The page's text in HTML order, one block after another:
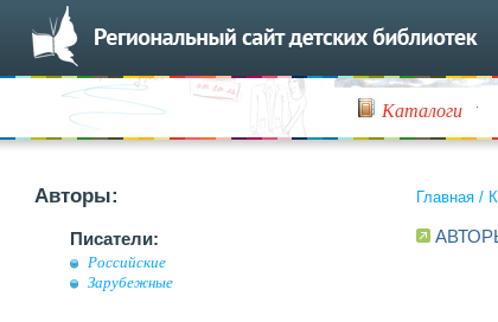
Каталоги
Авторы:
Писатели:
Российские
Зарубежные
Главная /